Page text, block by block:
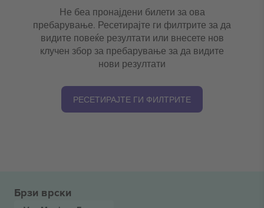
Не беа пронајдени билети за ова
пребарување. Ресетирајте ги филтрите за да
видите повеќе резултати или внесете нов
клучен збор за пребарување за да видите
нови резултати
РЕСЕТИРАЈТЕ ГИ ФИЛТРИТЕ
Брзи врски